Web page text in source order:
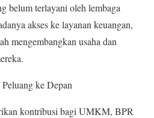
belum terlayani oleh lembaga
akses ke layanan keuangan,
mengembangkan usaha dan
ke Depan
kontribusi bagi UMKM, BPR